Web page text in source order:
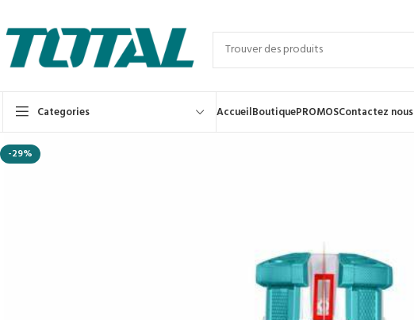
Categories AccueilBoutiquePROMOSContactez nous
-29%